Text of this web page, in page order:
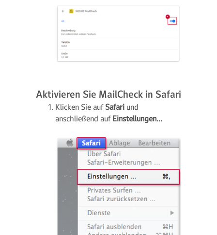
Aktivieren Sie MailCheck in Safari
Klicken Sie auf Safari und
anschließend auf Einstellungen...